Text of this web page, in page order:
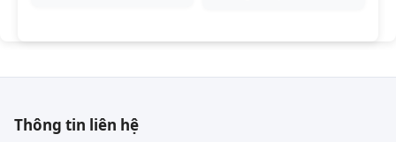
Thông tin liên hệ